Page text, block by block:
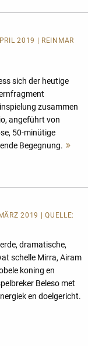
2019 | REINMAR
sich der heutige
zusammen
angeführt von
50-minütige
Begegnung.
2019 | QUELLE:
dramatische,
schelle Mirra, Airam
koning en
Beleso met
en doelgericht.